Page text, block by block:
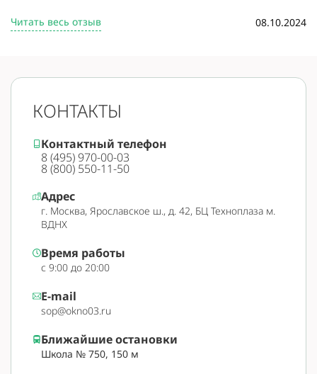
Читать весь отзыв 08.10.2024
КОНТАКТЫ
Контактный телефон
8 (495) 970-00-03
8 (800) 550-11-50
Адрес
г. Москва, Ярославское ш., д. 42, БЦ Техноплаза м.
ВДНХ
Время работы
с 9:00 до 20:00
E-mail
sop@okno03.ru
Ближайшие остановки
Школа № 750, 150 м